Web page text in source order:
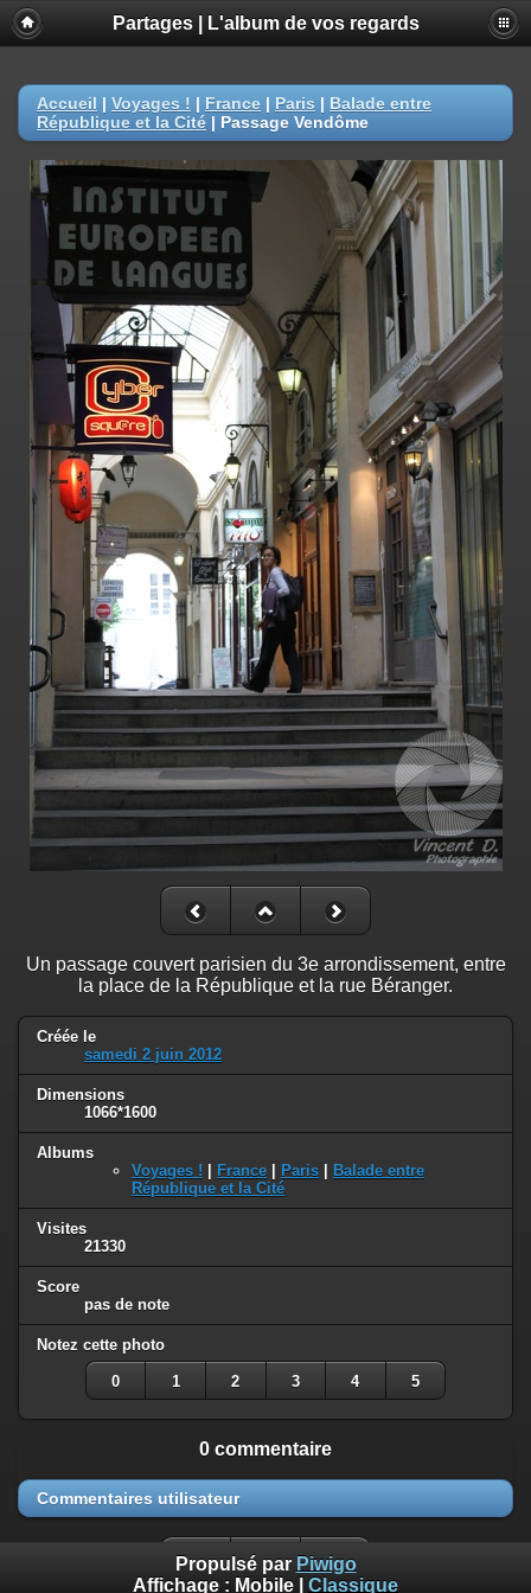
Partages | L'album de vos regards
Accueil | Voyages ! | France | Paris | Balade entre
République et la Cité | Passage Vendôme
Un passage couvert parisien du 3e arrondissement, entre
la place de la République et la rue Béranger.
Créée le
samedi 2 juin 2012
Dimensions
1066*1600
Albums
Voyages !
France Paris
Balade entre
République et la Cité
Visites
21330
Score
pas de note
Notez cette photo
0 1 2 3 4 5
0 commentaire
Commentaires utilisateur
Propulsé par Piwigo
Affichage : Mobile Classique